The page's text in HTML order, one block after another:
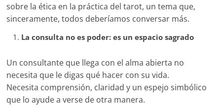
sobre la ética en la práctica del tarot, un tema que,
sinceramente, todos deberíamos conversar más.
La consulta no es poder: es un espacio sagrado
Un consultante que llega con el alma abierta no
necesita que le digas qué hacer con su vida.
Necesita comprensión, claridad y un espejo simbólico
que lo ayude a verse de otra manera.